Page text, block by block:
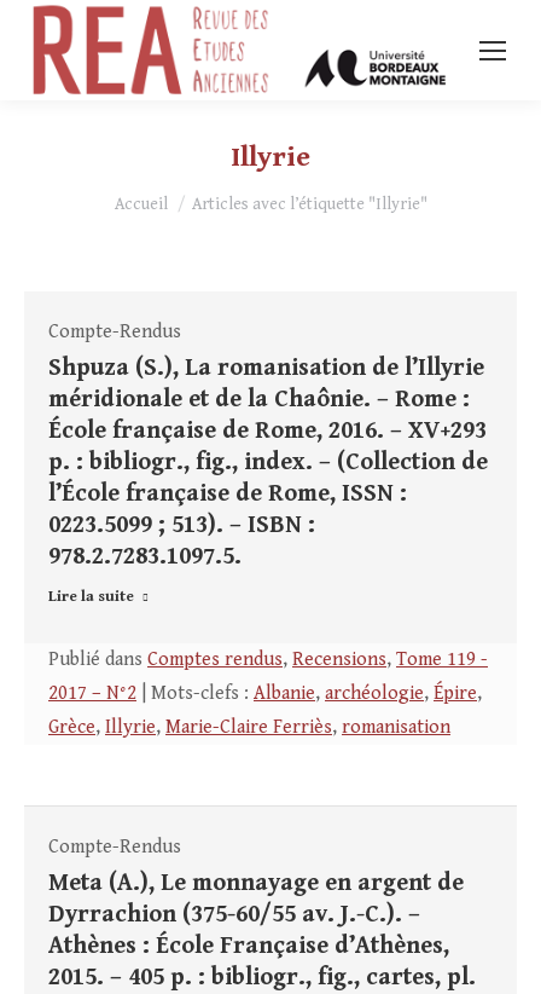
Illyrie
Vous êtes ici :
Accueil Articles avec l’étiquette "Illyrie"
Compte-Rendus
Shpuza (S.), La romanisation de l’Illyrie
méridionale et de la Chaônie. – Rome :
École française de Rome, 2016. – XV+293
p. : bibliogr., fig., index. – (Collection de
l’École française de Rome, ISSN :
0223.5099 ; 513). – ISBN :
978.2.7283.1097.5.
Lire la suite
Publié dans Comptes rendus, Recensions, Tome 119 -
2017 – N°2 | Mots-clefs : Albanie, archéologie, Épire,
Grèce, Illyrie, Marie-Claire Ferriès, romanisation
Compte-Rendus
Meta (A.), Le monnayage en argent de
Dyrrachion (375-60/55 av. J.-C.). –
Athènes : École Française d’Athènes,
2015. – 405 p. : bibliogr., fig., cartes, pl.